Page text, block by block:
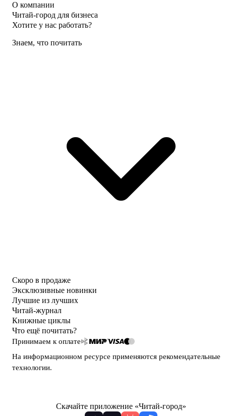
О компании
Читай-город для бизнеса
Хотите у нас работать?
Знаем, что почитать
Скоро в продаже
Эксклюзивные новинки
Лучшие из лучших
Читай-журнал
Книжные циклы
Что ещё почитать?
Принимаем к оплате
На информационном ресурсе применяются рекомендательные
технологии.
Скачайте приложение «Читай-город»